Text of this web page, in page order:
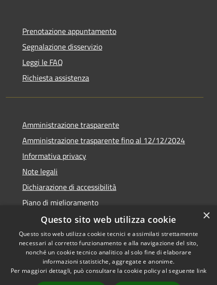
Prenotazione appuntamento
Segnalazione disservizio
Leggi le FAQ
Richiesta assistenza
Amministrazione trasparente
Amministrazione trasparente fino al 12/12/2024
Informativa privacy
Note legali
Dichiarazione di accessibilità
Piano di miglioramento
Accessibility
Privacy
Copyright © 2026 • Town of •
Powered byMunicipium
Admin access
×
Questo sito web utilizza cookie
Questo sito web utilizza cookie tecnici e assimilati strettamente
necessari al corretto funzionamento e alla navigazione del sito,
nonché un cookie tecnico analitico al solo fine di elaborare
informazioni statistiche, aggregate e anonime.
Per maggiori dettagli, può consultare la cookie policy al seguente link